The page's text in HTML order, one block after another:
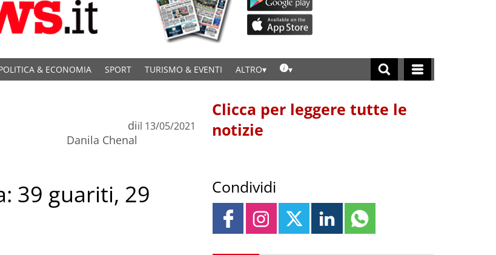
& ECONOMIA SPORT TURISMO & EVENTI ALTRO
di
Danila Chenal
il 13/05/2021
39 guariti, 29
Clicca per leggere tutte le
notizie
Condividi